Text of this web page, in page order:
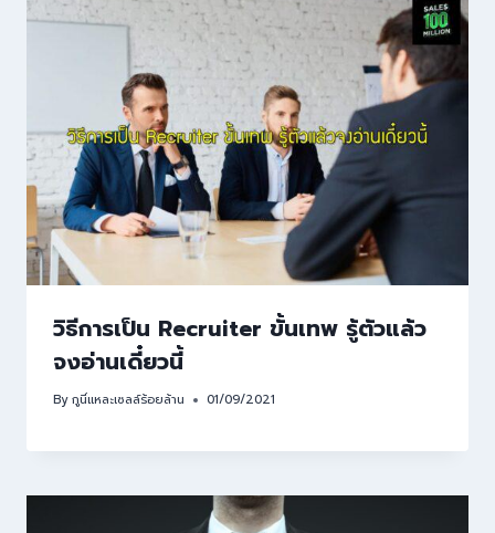
วิธีการเป็น Recruiter ขั้นเทพ รู้ตัวแล้ว
จงอ่านเดี๋ยวนี้
Byกูนี่แหละเซลล์ร้อยล้าน 01/09/2021